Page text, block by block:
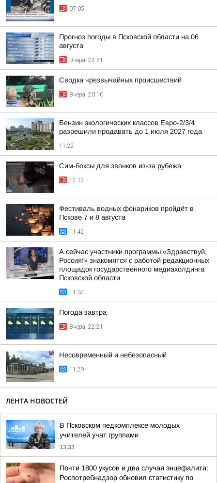
07:05
Прогноз погоды в Псковской области на 06
августа
Вчера, 22:51
Сводка чрезвычайных происшествий
Вчера, 20:10
Бензин экологических классов Евро-2/3/4
разрешили продавать до 1 июля 2027 года
11:22
Сим-боксы для звонков из-за рубежа
12:12
Фестиваль водных фонариков пройдёт в
Пскове 7 и 8 августа
11:42
А сейчас участники программы «Здравствуй,
Россия!» знакомятся с работой редакционных
площадок государственного медиахолдинга
Псковской области
11:34
Погода завтра
Вчера, 22:21
Несовременный и небезопасный
11:29
ЛЕНТА НОВОСТЕЙ
В Псковском педкомплексе молодых
учителей учат группами
13:33
Почти 1800 укусов и два случая энцефалита:
Роспотребнадзор обновил статистику по